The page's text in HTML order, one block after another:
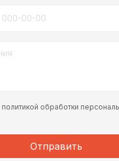
обработки
Отправить